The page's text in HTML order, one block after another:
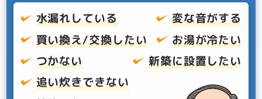
水漏れしている
変な音がする
買い換え/交換したい
お湯が冷たい
つかない
新築に設置したい
追い炊きできない